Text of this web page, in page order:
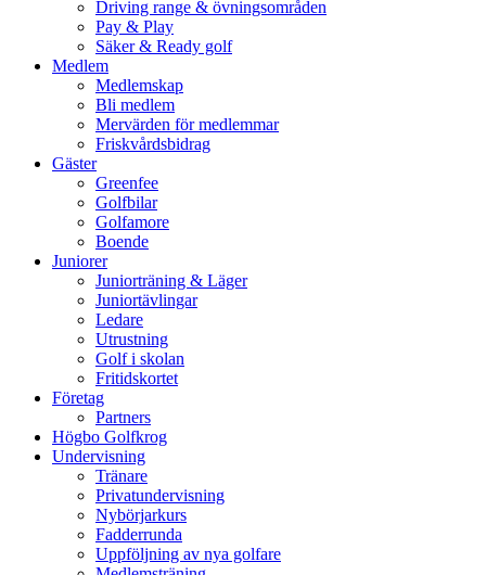
Driving range & övningsområden
Pay & Play
Säker & Ready golf
Medlem
Medlemskap
Bli medlem
Mervärden för medlemmar
Friskvårdsbidrag
Gäster
Greenfee
Golfbilar
Golfamore
Boende
Juniorer
Juniorträning & Läger
Juniortävlingar
Ledare
Utrustning
Golf i skolan
Fritidskortet
Företag
Partners
Högbo Golfkrog
Undervisning
Tränare
Privatundervisning
Nybörjarkurs
Fadderrunda
Uppföljning av nya golfare